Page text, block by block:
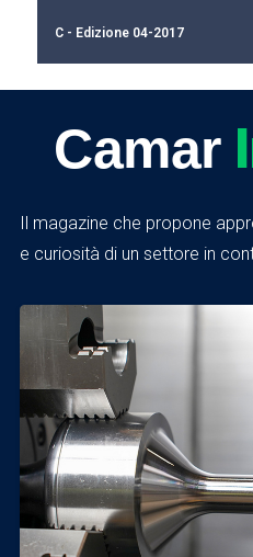
C - Edizione 04-2017
Camar
Il magazine che propone
e curiosità di un settore in